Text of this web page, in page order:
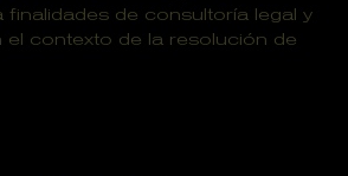
finalidades de consultoría legal y
el contexto de la resolución de